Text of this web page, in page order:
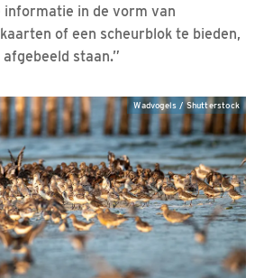
informatie in de vorm van
of een scheurblok te bieden,
staan.”
Wadvogels / Shutterstock